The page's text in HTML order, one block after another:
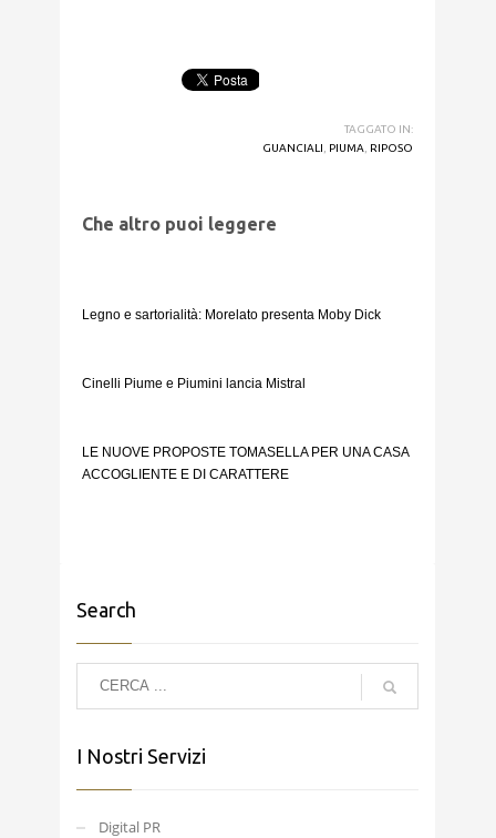
TAGGATO IN:
GUANCIALI
PIUMA RIPOSO
Che altro puoi leggere
Legno e sartorialità: Morelato presenta Moby Dick
Cinelli Piume e Piumini lancia Mistral
LE NUOVE PROPOSTE TOMASELLA PER UNA CASA
ACCOGLIENTE E DI CARATTERE
Search
I Nostri Servizi
Digital PR